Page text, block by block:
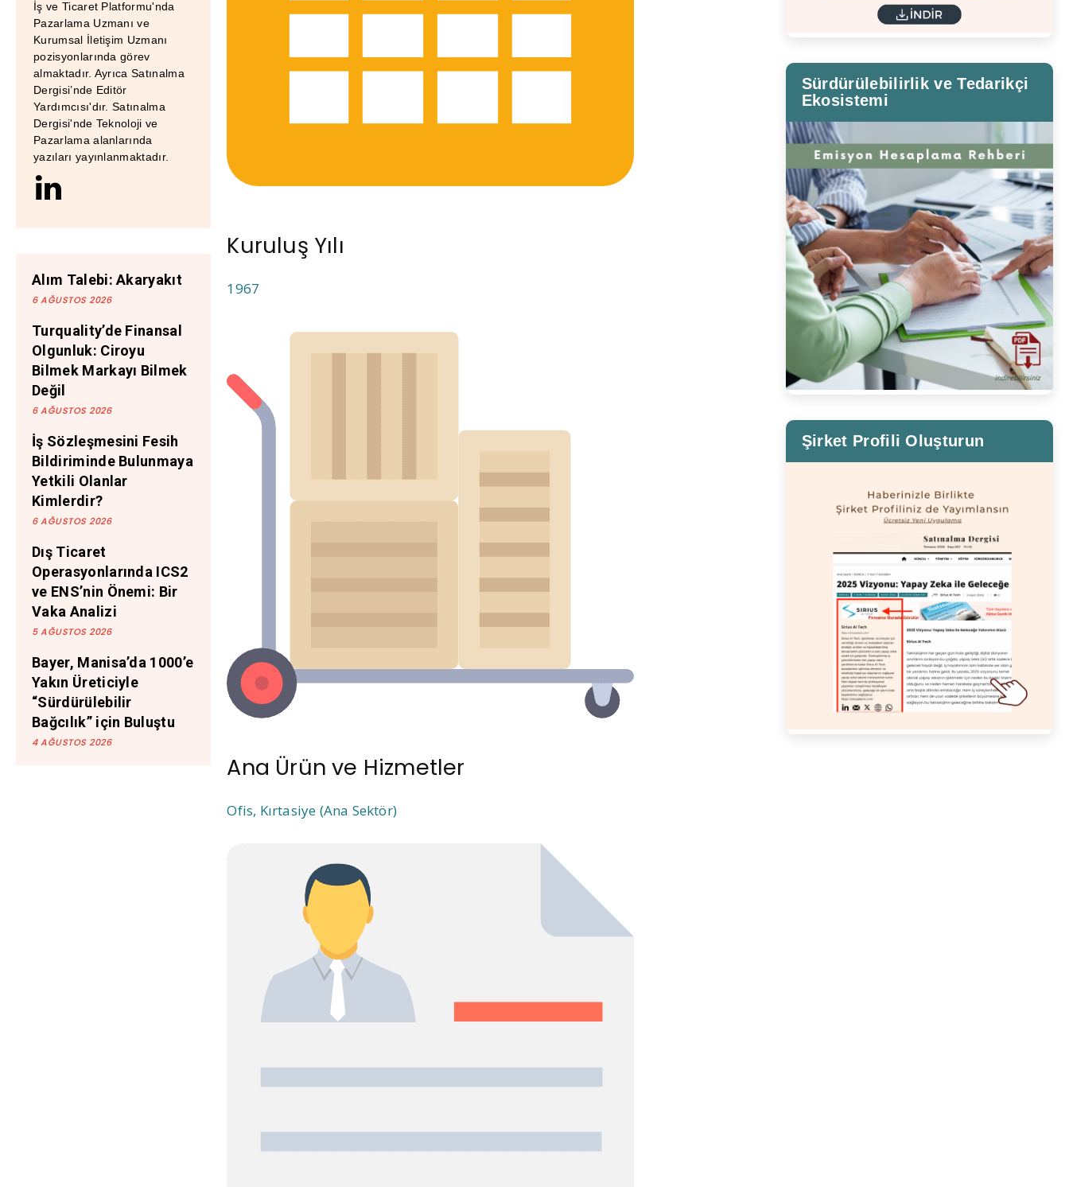
İş ve Ticaret Platformu'nda
Pazarlama Uzmanı ve
Kurumsal İletişim Uzmanı
pozisyonlarında görev
almaktadır. Ayrıca Satınalma
Dergisi’nde Editör
Yardımcısı'dır. Satınalma
Dergisi'nde Teknoloji ve
Pazarlama alanlarında
yazıları yayınlanmaktadır.
Alım Talebi: Akaryakıt
6 AĞUSTOS 2026
Turquality’de Finansal
Olgunluk: Ciroyu
Bilmek Markayı Bilmek
Değil
6 AĞUSTOS 2026
İş Sözleşmesini Fesih
Bildiriminde Bulunmaya
Yetkili Olanlar
Kimlerdir?
6 AĞUSTOS 2026
Dış Ticaret
Operasyonlarında ICS2
ve ENS’nin Önemi: Bir
Vaka Analizi
5 AĞUSTOS 2026
Bayer, Manisa’da 1000’e
Yakın Üreticiyle
“Sürdürülebilir
Bağcılık” için Buluştu
4 AĞUSTOS 2026
Kuruluş Yılı
1967
Ana Ürün ve Hizmetler
Ofis, Kırtasiye (Ana Sektör)
Sürdürülebilirlik ve Tedarikçi
Ekosistemi
Şirket Profili Oluşturun